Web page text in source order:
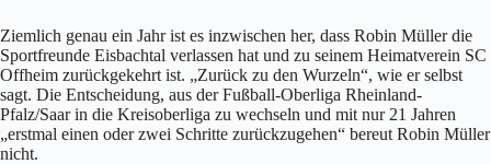
Ziemlich genau ein Jahr ist es inzwischen her, dass Robin Müller die
Sportfreunde Eisbachtal verlassen hat und zu seinem Heimatverein SC
Offheim zurückgekehrt ist. „Zurück zu den Wurzeln“, wie er selbst
sagt. Die Entscheidung, aus der Fußball-Oberliga Rheinland-
Pfalz/Saar in die Kreisoberliga zu wechseln und mit nur 21 Jahren
„erstmal einen oder zwei Schritte zurückzugehen“ bereut Robin Müller
nicht.